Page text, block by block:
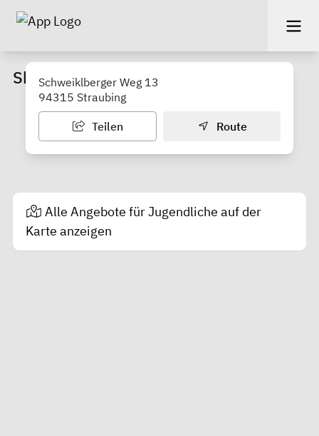
Skatepark Ittling
Schweiklberger Weg 13
94315 Straubing
Teilen Route
Alle Angebote für Jugendliche auf der
Karte anzeigen